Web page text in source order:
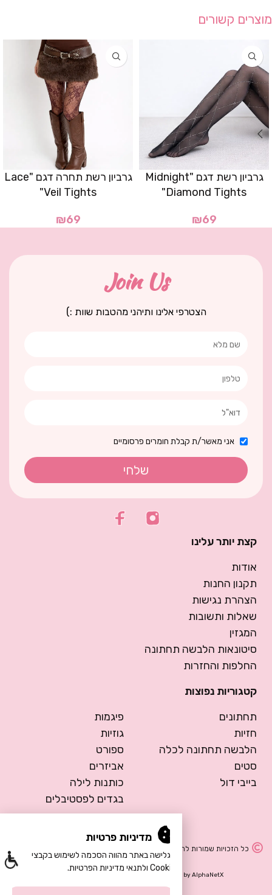
מוצרים קשורים
גרביון רשת דגם "Midnight
Diamond Tights"
₪69
גרביון רשת תחרה דגם "Lace
Veil Tights"
₪69
Join Us
הצטרפי אלינו ותיהני מהטבות שוות :)
אני מאשר/ת קבלת חומרים פרסומיים
שלחי
קצת יותר עלינו
אודות
תקנון החנות
הצהרת נגישות
שאלות ותשובות
המגזין
סיטונאות הלבשה תחתונה
החלפות והחזרות
קטגוריות נפוצות
תחתונים
חזיות
הלבשה תחתונה לכלה
סטים
בייבי דול
פיגמות
גוזיות
ספורט
אביזרים
כותנות לילה
בגדים לפסטיבלים
כל הזכויות שמורות להרמוסה – הלבשה תחתונה
Development byAlphaNetX
מדיניות פרטיות
הגלישה באתר מהווה הסכמה לשימוש בקבצי
Cookie ולתנאי מדיניות הפרטיות.